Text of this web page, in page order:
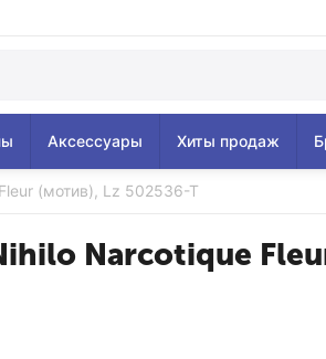
Аксессуары Хиты продаж
(мотив), Lz 502536-T
Narcotique